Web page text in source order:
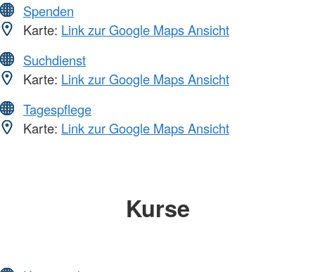
Spenden
Karte: Link zur Google Maps Ansicht
Suchdienst
Karte: Link zur Google Maps Ansicht
Tagespflege
Karte: Link zur Google Maps Ansicht
Kurse